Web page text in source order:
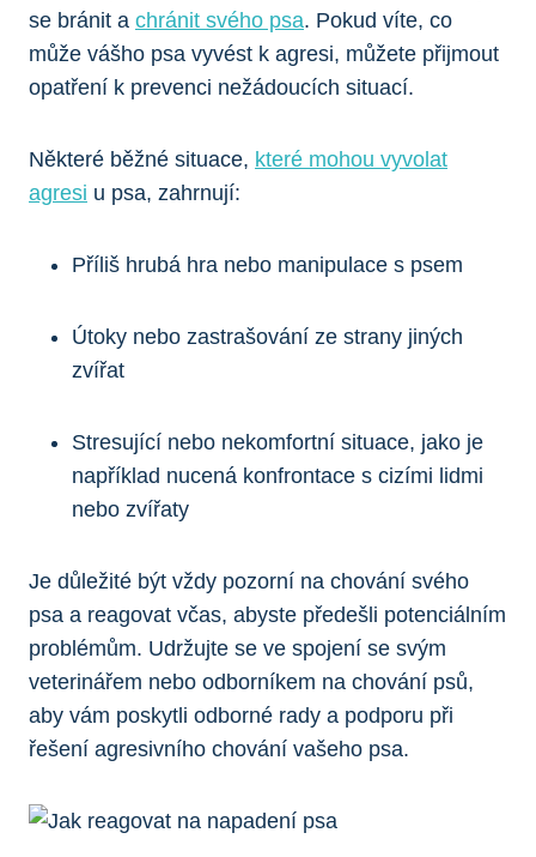
se bránit a chránit svého psa. Pokud víte, co
může vášho psa vyvést k agresi, můžete přijmout
opatření k prevenci nežádoucích situací.
Některé běžné situace, které mohou vyvolat
agresi u psa, zahrnují:
Příliš hrubá hra nebo manipulace s psem
Útoky nebo zastrašování ze strany jiných
zvířat
Stresující nebo nekomfortní situace, jako je
například nucená konfrontace s cizími lidmi
nebo zvířaty
Je důležité být vždy pozorní na chování svého
psa a reagovat včas, abyste předešli potenciálním
problémům. Udržujte se ve spojení se svým
veterinářem nebo odborníkem na chování psů,
aby vám poskytli odborné rady a podporu při
řešení agresivního chování vašeho psa.